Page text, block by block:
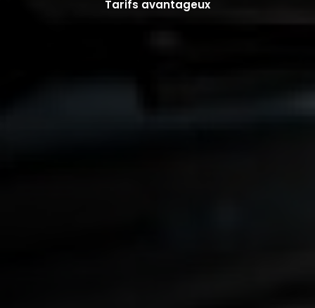
Tarifs avantageux